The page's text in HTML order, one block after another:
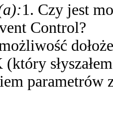
1. Czy jest
Control?
parametrów